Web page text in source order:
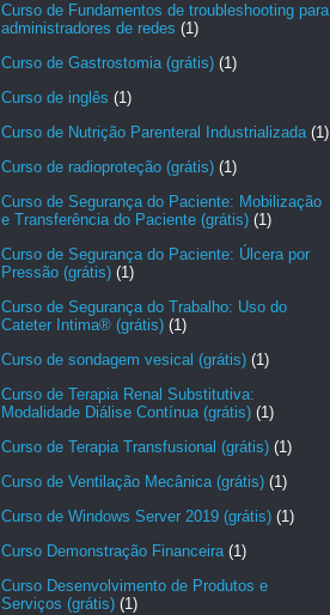
Curso de Fundamentos de troubleshooting para
administradores de redes (1)
Curso de Gastrostomia (grátis) (1)
Curso de inglês (1)
Curso de Nutrição Parenteral Industrializada (1)
Curso de radioproteção (grátis) (1)
Curso de Segurança do Paciente: Mobilização
e Transferência do Paciente (grátis) (1)
Curso de Segurança do Paciente: Úlcera por
Pressão (grátis) (1)
Curso de Segurança do Trabalho: Uso do
Cateter Intima® (grátis) (1)
Curso de sondagem vesical (grátis) (1)
Curso de Terapia Renal Substitutiva:
Modalidade Diálise Contínua (grátis) (1)
Curso de Terapia Transfusional (grátis) (1)
Curso de Ventilação Mecânica (grátis) (1)
Curso de Windows Server 2019 (grátis) (1)
Curso Demonstração Financeira (1)
Curso Desenvolvimento de Produtos e
Serviços (grátis) (1)